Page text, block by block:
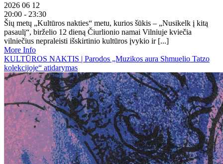
2026 06 12
20:00 - 23:30
Šių metų „Kultūros nakties“ metu, kurios šūkis – „Nusikelk į kitą
pasaulį“, birželio 12 dieną Čiurlionio namai Vilniuje kviečia
vilniečius nepraleisti išskirtinio kultūros įvykio ir [...]
More Info
KULTŪROS NAKTIS | Parodos „Muzikos aura Shmuelio Tatzo
kolekcijoje“ atidarymas